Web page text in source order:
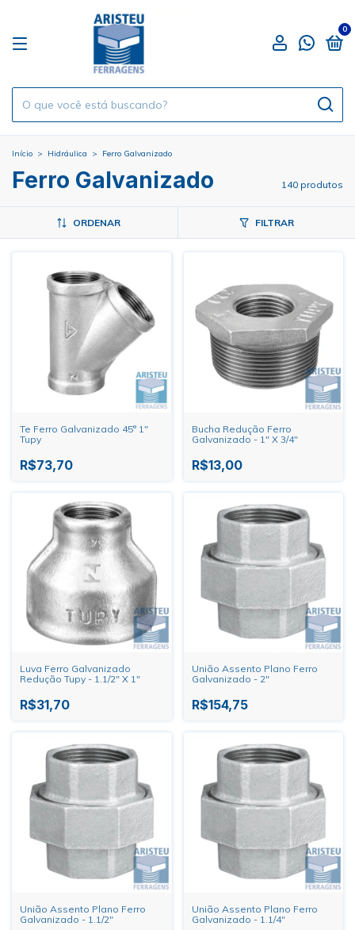
0
Início > Hidráulica > Ferro Galvanizado
Ferro Galvanizado 140 produtos
ORDENAR FILTRAR
Te Ferro Galvanizado 45° 1"
Tupy
R$73,70
Bucha Redução Ferro
Galvanizado - 1" X 3/4"
R$13,00
Luva Ferro Galvanizado
Redução Tupy - 1.1/2" X 1"
R$31,70
União Assento Plano Ferro
Galvanizado - 2"
R$154,75
União Assento Plano Ferro
Galvanizado - 1.1/2"
União Assento Plano Ferro
Galvanizado - 1.1/4"